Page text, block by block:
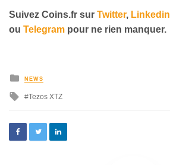
Suivez Coins.fr sur Twitter, Linkedin
ou Telegram pour ne rien manquer.
NEWS
Tezos XTZ